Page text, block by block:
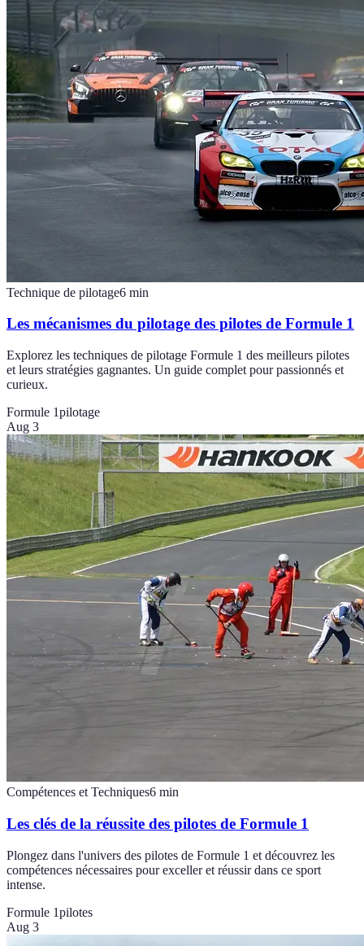
Technique de pilotage6 min
Les mécanismes du pilotage des pilotes de Formule 1
Explorez les techniques de pilotage Formule 1 des meilleurs pilotes
et leurs stratégies gagnantes. Un guide complet pour passionnés et
curieux.
Formule 1pilotage
Aug 3
Compétences et Techniques6 min
Les clés de la réussite des pilotes de Formule 1
Plongez dans l'univers des pilotes de Formule 1 et découvrez les
compétences nécessaires pour exceller et réussir dans ce sport
intense.
Formule 1pilotes
Aug 3